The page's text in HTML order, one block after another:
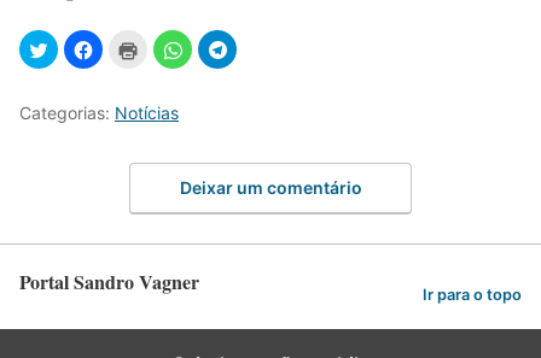
Categorias: Notícias
Deixar um comentário
Portal Sandro Vagner Ir para o topo